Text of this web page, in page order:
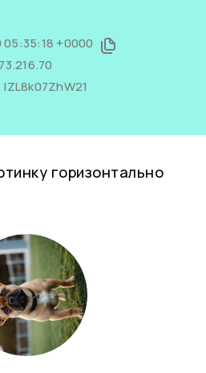
+0000
IZL8k07ZhW21
горизонтально